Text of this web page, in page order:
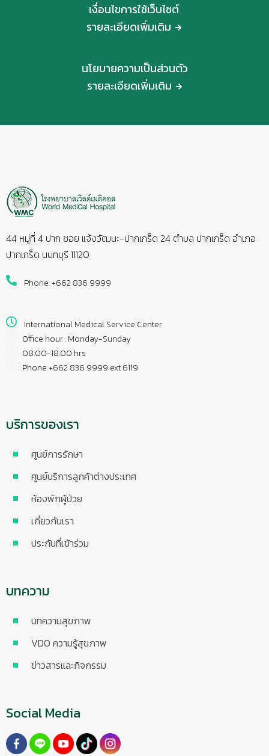
เงื่อนไขการใช้เว็บไซต์
รายละเอียดเพิ่มเติม
นโยบายความเป็นส่วนตัว
รายละเอียดเพิ่มเติม
44 หมู่ที่ 4 ปาก ซอย แจ้งวัฒนะ-ปากเกร็ด 24 ตำบล ปากเกร็ด อำเภอ
ปากเกร็ด นนทบุรี 11120
Phone: +662 836 9999
International Medical Service Center
Office hour : Monday-Sunday
08.00-18.00 hrs
Phone +662 836 9999 ext 6119
บริการของเรา
ศูนย์การรักษา
ศูนย์บริการลูกค้าต่างประเทศ
ห้องพักผู้ป่วย
เกี่ยวกับเรา
ประกันที่เข้าร่วม
บทความ
บทความสุขภาพ
VDO ความรู้สุขภาพ
ข่าวสารและกิจกรรม
Social Media